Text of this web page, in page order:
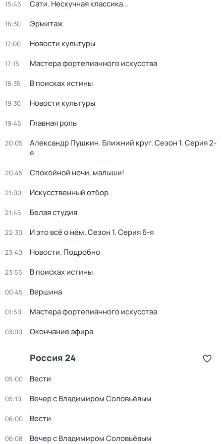
15:45 Сати. Нескучная классика...
16:30 Эрмитаж
17:00 Новости культуры
17:15 Мастера фортепианного искусства
18:35 В поисках истины
19:30 Новости культуры
19:45 Главная роль
20:05 Александр Пушкин. Ближний круг. Сезон 1. Серия 2-
я
20:45 Спокойной ночи, малыши!
21:00 Искусственный отбор
21:45 Белая студия
22:30 И это всё о нём. Сезон 1. Серия 6-я
23:40 Новости. Подробно
23:55 В поисках истины
00:45 Вершина
01:50 Мастера фортепианного искусства
03:00 Окончание эфира
Россия 24
05:00 Вести
05:10 Вечер с Владимиром Соловьёвым
06:00 Вести
06:08 Вечер с Владимиром Соловьёвым